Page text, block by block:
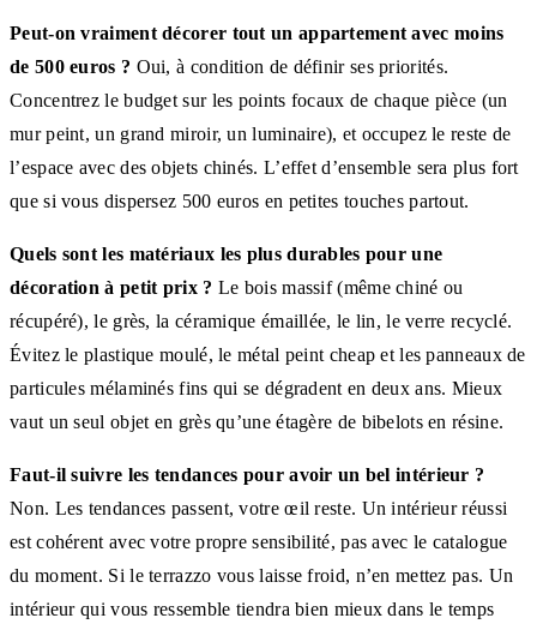
Peut-on vraiment décorer tout un appartement avec moins
de 500 euros ? Oui, à condition de définir ses priorités.
Concentrez le budget sur les points focaux de chaque pièce (un
mur peint, un grand miroir, un luminaire), et occupez le reste de
l’espace avec des objets chinés. L’effet d’ensemble sera plus fort
que si vous dispersez 500 euros en petites touches partout.
Quels sont les matériaux les plus durables pour une
décoration à petit prix ? Le bois massif (même chiné ou
récupéré), le grès, la céramique émaillée, le lin, le verre recyclé.
Évitez le plastique moulé, le métal peint cheap et les panneaux de
particules mélaminés fins qui se dégradent en deux ans. Mieux
vaut un seul objet en grès qu’une étagère de bibelots en résine.
Faut-il suivre les tendances pour avoir un bel intérieur ?
Non. Les tendances passent, votre œil reste. Un intérieur réussi
est cohérent avec votre propre sensibilité, pas avec le catalogue
du moment. Si le terrazzo vous laisse froid, n’en mettez pas. Un
intérieur qui vous ressemble tiendra bien mieux dans le temps